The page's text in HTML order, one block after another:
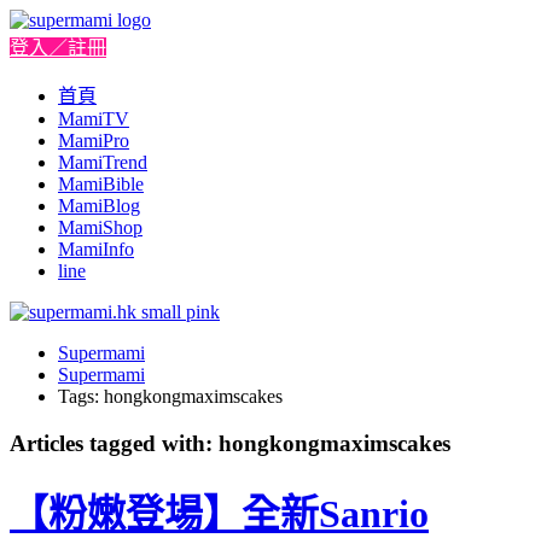
登入／註冊
首頁
MamiTV
MamiPro
MamiTrend
MamiBible
MamiBlog
MamiShop
MamiInfo
line
Supermami
Supermami
Tags: hongkongmaximscakes
Articles tagged with: hongkongmaximscakes
【粉嫩登場】全新Sanrio